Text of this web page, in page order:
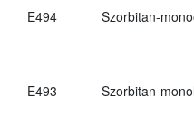
E494 Szorbitan-
E493 Szorbitan-